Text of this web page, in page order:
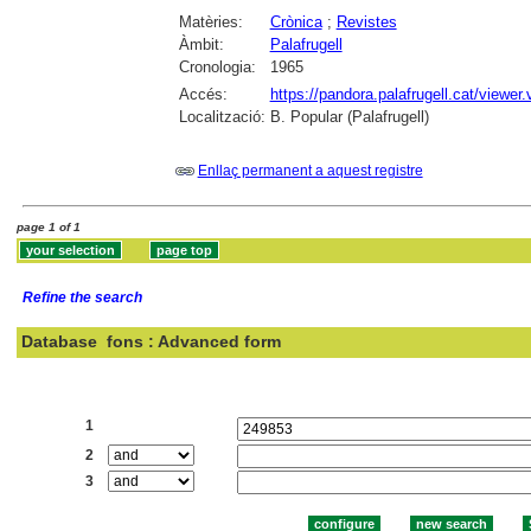
Matèries: Crònica; Revistes
Àmbit:
Palafrugell
Cronologia:
1965
Accés:
https://pandora.palafrugell.cat/
Localització: B. Popular (Palafrugell)
Enllaç permanent a aquest registre
page 1 of 1
Refine the search
Database fons : Advanced form
1
2
3